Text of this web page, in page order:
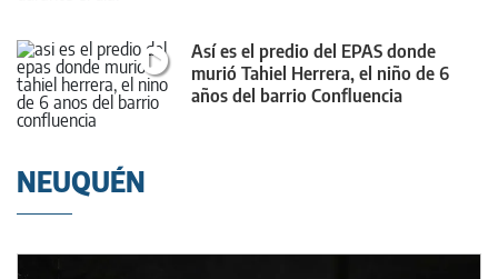
Así es el predio del EPAS donde
murió Tahiel Herrera, el niño de 6
años del barrio Confluencia
NEUQUÉN